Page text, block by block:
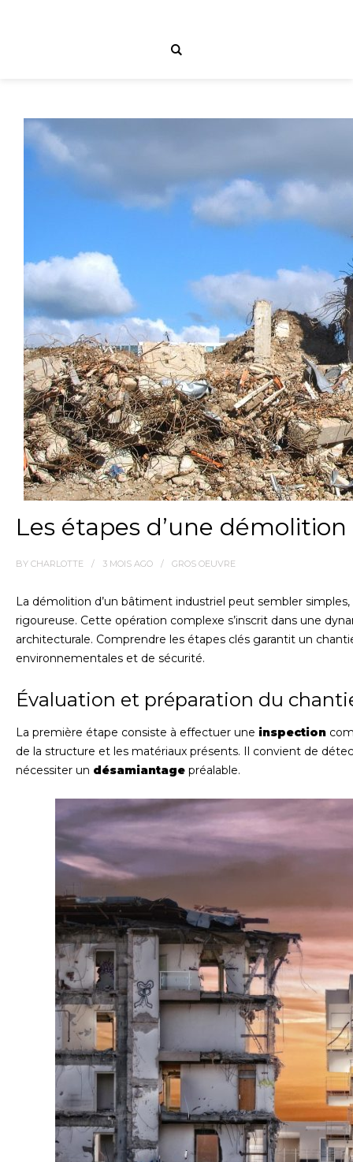
Les étapes d’une
BY CHARLOTTE 3 MOIS AGO GROS OEUVRE
La démolition d’un bâtiment industriel peut sembler
rigoureuse. Cette opération complexe s’inscrit dans une
architecturale. Comprendre les étapes clés garantit un
environnementales et de sécurité.
Évaluation et préparation du
La première étape consiste à effectuer une inspection
de la structure et les matériaux présents. Il convient de
nécessiter un désamiantage préalable.